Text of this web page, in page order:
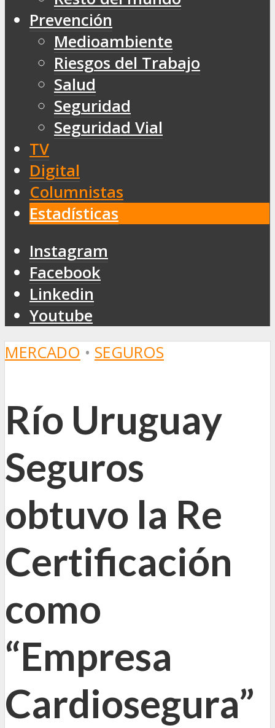
Prevención
Medioambiente
Riesgos del Trabajo
Salud
Seguridad
Seguridad Vial
TV
Digital
Columnistas
Estadísticas
Instagram
Facebook
Linkedin
Youtube
MERCADO • SEGUROS
Río Uruguay
Seguros
obtuvo la Re
Certificación
como
“Empresa
Cardiosegura”